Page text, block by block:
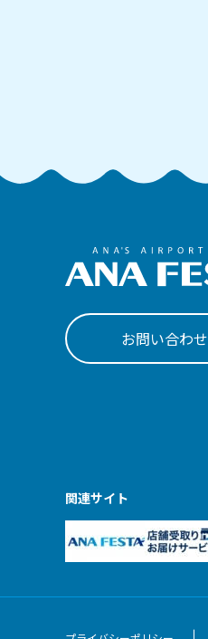
お問い合わせ
関連サイト